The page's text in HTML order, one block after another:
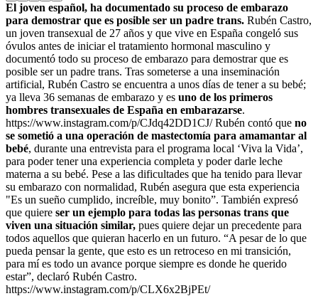
El joven español, ha documentado su proceso de embarazo
para demostrar que es posible ser un padre trans. Rubén Castro,
un joven transexual de 27 años y que vive en España congeló sus
óvulos antes de iniciar el tratamiento hormonal masculino y
documentó todo su proceso de embarazo para demostrar que es
posible ser un padre trans. Tras someterse a una inseminación
artificial, Rubén Castro se encuentra a unos días de tener a su bebé;
ya lleva 36 semanas de embarazo y es uno de los primeros
hombres transexuales de España en embarazarse.
https://www.instagram.com/p/CJdq42DD1CJ/ Rubén contó que no
se sometió a una operación de mastectomía para amamantar al
bebé, durante una entrevista para el programa local ‘Viva la Vida’,
para poder tener una experiencia completa y poder darle leche
materna a su bebé. Pese a las dificultades que ha tenido para llevar
su embarazo con normalidad, Rubén asegura que esta experiencia
"Es un sueño cumplido, increíble, muy bonito”. También expresó
que quiere ser un ejemplo para todas las personas trans que
viven una situación similar, pues quiere dejar un precedente para
todos aquellos que quieran hacerlo en un futuro. “A pesar de lo que
pueda pensar la gente, que esto es un retroceso en mi transición,
para mí es todo un avance porque siempre es donde he querido
estar”, declaró Rubén Castro.
https://www.instagram.com/p/CLX6x2BjPEt/